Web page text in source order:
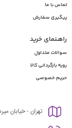
تماس با ما
پیگیری سفارش
راهـنمای خرید
سوالات متداول
رویه بازگردانی کالا
حریم خصوصی
تهران - خیابان